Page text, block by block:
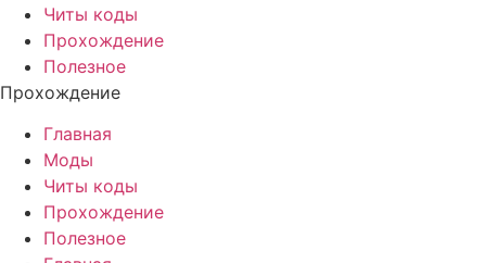
Читы коды
Прохождение
Полезное
Прохождение
Главная
Моды
Читы коды
Прохождение
Полезное